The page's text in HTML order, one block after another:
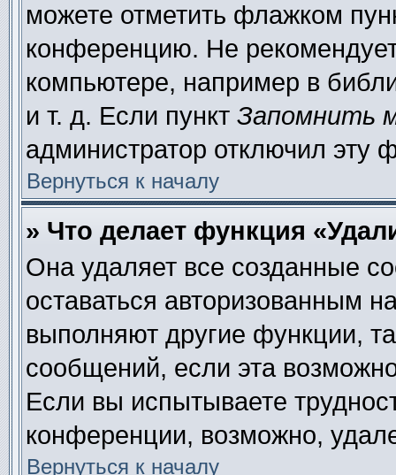
можете отметить флажком
конференцию. Не
компьютере, например в
и т. д. Если пункт Запомнить
администратор отключил эту
Вернуться к началу
» Что делает функция
Она удаляет все созданные
оставаться авторизованным
выполняют другие функции,
сообщений, если эта
Если вы испытываете
конференции, возможно,
Вернуться к началу